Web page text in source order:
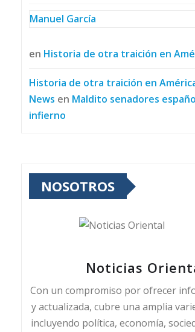
Manuel García
en Historia de otra traición en
Historia de otra traición en
News en Maldito senadores
infierno
NOSOTROS
Noticias
Con un compromiso por ofrecer
y actualizada, cubre una amplia
incluyendo política, economía,